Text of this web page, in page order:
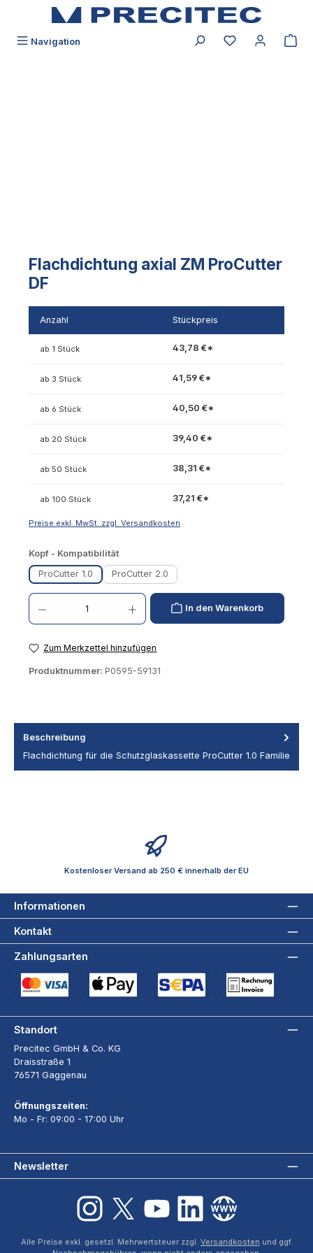
springen
Navigation Du hast 0
Flachdichtung axial ZM ProCutter
DF
Anzahl Stückpreis
ab 1 Stück 43,78 €*
ab 3 Stück 41,59 €*
ab 6 Stück 40,50 €*
ab 20 Stück 39,40 €*
ab 50 Stück 38,31 €*
ab 100 Stück 37,21 €*
Preise exkl. MwSt. zzgl. Versandkosten
Kopf - Kompatibilitätauswählen
ProCutter 1.0
ProCutter 2.0
Produkt Anzahl: Gib den gewünschten Wert ein oder benutze die Schaltflächen um
In den Warenkorb
Zum Merkzettel hinzufügen
Produktnummer: P0595-59131
Beschreibung
Flachdichtung für die Schutzglaskassette ProCutter 1.0 Familie
Kostenloser Versand ab 250 € innerhalb der EU
Informationen
Kontakt
Zahlungsarten
Standort
Precitec GmbH & Co. KG
Draisstraße 1
76571 Gaggenau
Öffnungszeiten:
Mo - Fr: 09:00 - 17:00 Uhr
Newsletter
Instagram X / TwitterYouTube LinkedIn Website
Alle Preise exkl. gesetzl. Mehrwertsteuer zzgl. Versandkosten und ggf.